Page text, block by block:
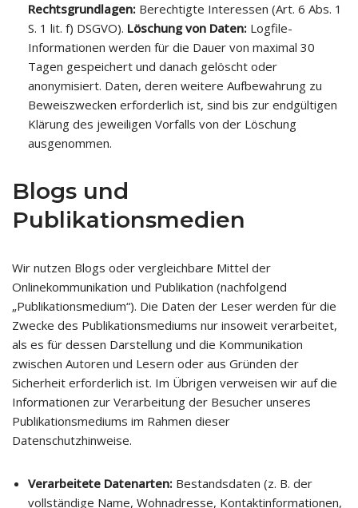
Rechtsgrundlagen: Berechtigte Interessen (Art. 6 Abs. 1
S. 1 lit. f) DSGVO). Löschung von Daten: Logfile-
Informationen werden für die Dauer von maximal 30
Tagen gespeichert und danach gelöscht oder
anonymisiert. Daten, deren weitere Aufbewahrung zu
Beweiszwecken erforderlich ist, sind bis zur endgültigen
Klärung des jeweiligen Vorfalls von der Löschung
ausgenommen.
Blogs und
Publikationsmedien
Wir nutzen Blogs oder vergleichbare Mittel der
Onlinekommunikation und Publikation (nachfolgend
„Publikationsmedium“). Die Daten der Leser werden für die
Zwecke des Publikationsmediums nur insoweit verarbeitet,
als es für dessen Darstellung und die Kommunikation
zwischen Autoren und Lesern oder aus Gründen der
Sicherheit erforderlich ist. Im Übrigen verweisen wir auf die
Informationen zur Verarbeitung der Besucher unseres
Publikationsmediums im Rahmen dieser
Datenschutzhinweise.
Verarbeitete Datenarten: Bestandsdaten (z. B. der
vollständige Name, Wohnadresse, Kontaktinformationen,